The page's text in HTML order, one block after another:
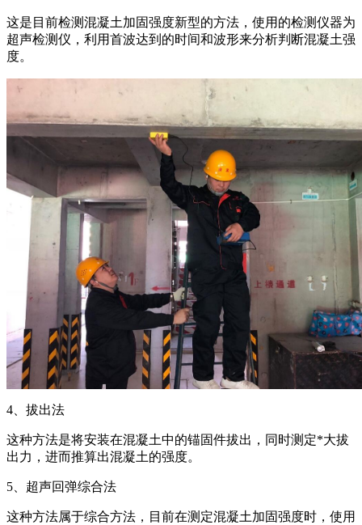
这是目前检测混凝土加固强度新型的方法，使用的检测仪器为
超声检测仪，利用首波达到的时间和波形来分析判断混凝土强
度。
4、拔出法
这种方法是将安装在混凝土中的锚固件拔出，同时测定*大拔
出力，进而推算出混凝土的强度。
5、超声回弹综合法
这种方法属于综合方法，目前在测定混凝土加固强度时，使用